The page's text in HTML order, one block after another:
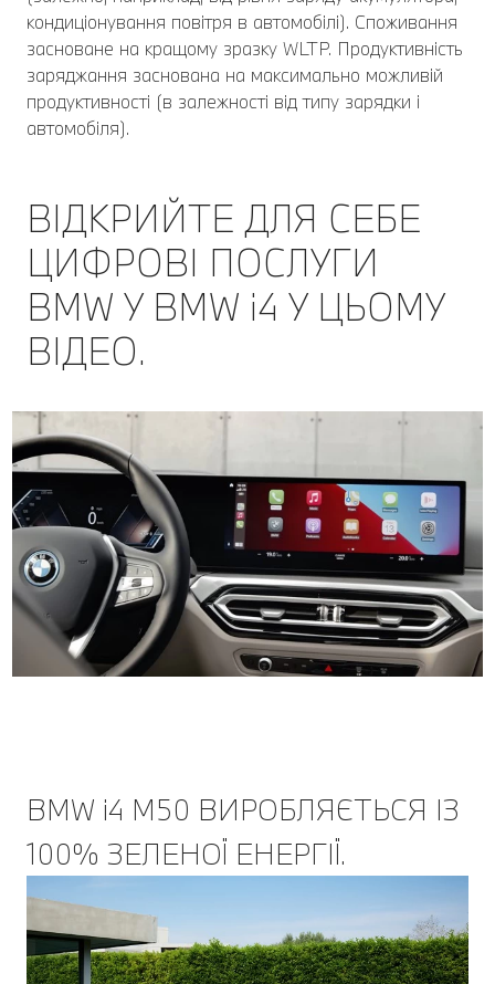
кондиціонування повітря в автомобілі). Споживання
засноване на кращому зразку WLTP. Продуктивність
заряджання заснована на максимально можливій
продуктивності (в залежності від типу зарядки і
автомобіля).
ВІДКРИЙТЕ ДЛЯ СЕБЕ
ЦИФРОВІ ПОСЛУГИ
BMW У BMW i4 У ЦЬОМУ
ВІДЕО.
BMW i4 M50 ВИРОБЛЯЄТЬСЯ ІЗ
100% ЗЕЛЕНОЇ ЕНЕРГІЇ.